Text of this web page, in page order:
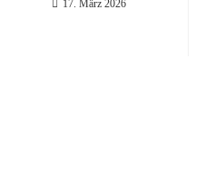
17. März 2026